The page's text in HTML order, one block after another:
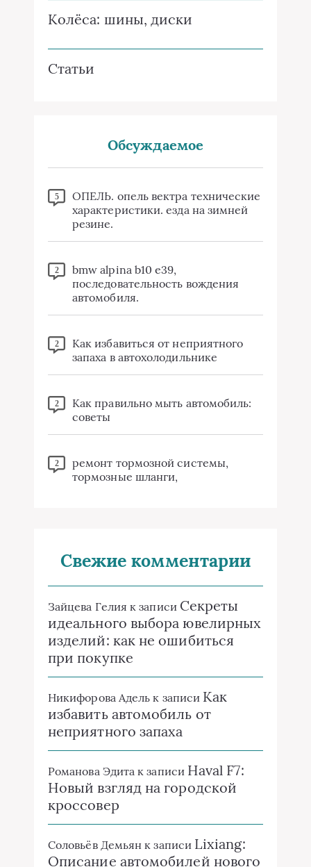
Колёса: шины, диски
Статьи
Обсуждаемое
5
ОПЕЛЬ. опель вектра технические
характеристики. езда на зимней
резине.
2
bmw alpina b10 e39,
последовательность вождения
автомобиля.
2
Как избавиться от неприятного
запаха в автохолодильнике
2
Как правильно мыть автомобиль:
советы
2
ремонт тормозной системы,
тормозные шланги,
Свежие комментарии
Зайцева Гелия к записи Секреты
идеального выбора ювелирных
изделий: как не ошибиться
при покупке
Никифорова Адель к записи Как
избавить автомобиль от
неприятного запаха
Романова Эдита к записи Haval F7:
Новый взгляд на городской
кроссовер
Соловьёв Демьян к записи Lixiang:
Описание автомобилей нового